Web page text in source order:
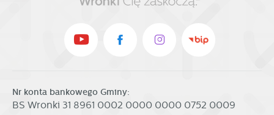
Nr konta bankowego Gminy:
BS Wronki 31 8961 0002 0000 0000 0752 0009